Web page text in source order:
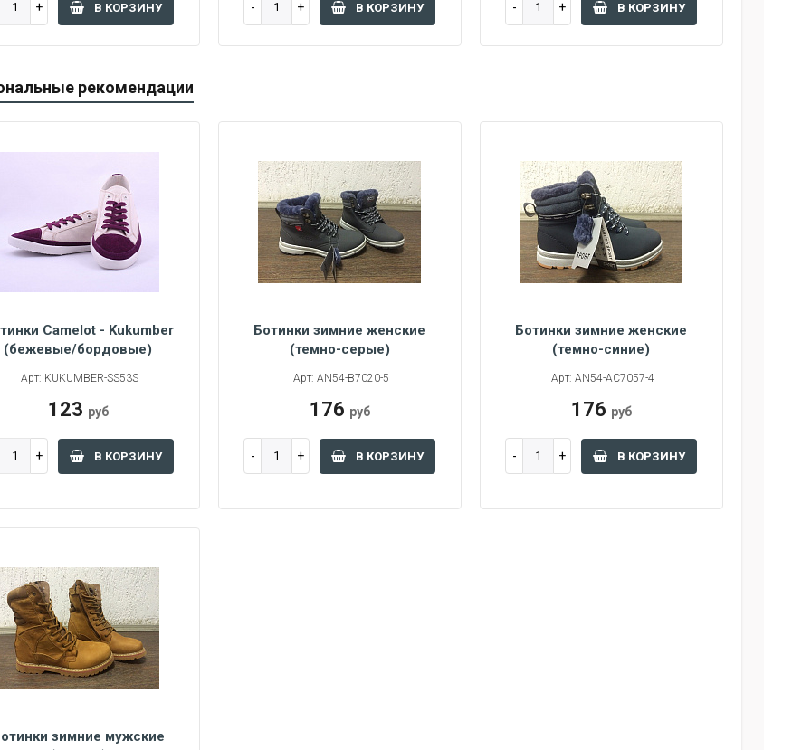
В КОРЗИНУ В КОРЗИНУ В КОРЗИНУ
рекомендации
Camelot - Kukumber
(бежевые/бордовые)
Арт: KUKUMBER-SS53S
123 руб
В КОРЗИНУ
Ботинки зимние женские
(темно-серые)
Арт: AN54-B7020-5
176 руб
В КОРЗИНУ
38 39 40
Ботинки зимние женские
(темно-синие)
Арт: AN54-AC7057-4
176 руб
В КОРЗИНУ
зимние мужские